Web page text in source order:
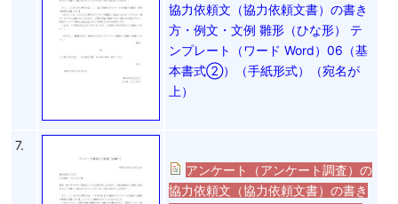
協力依頼文（協力依頼文書）の書き
方・例文・文例 雛形（ひな形） テ
ンプレート（ワード Word）06（基
本書式②）（手紙形式）（宛名が
上）
7.
アンケート（アンケート調査）の
協力依頼文（協力依頼文書）の書き